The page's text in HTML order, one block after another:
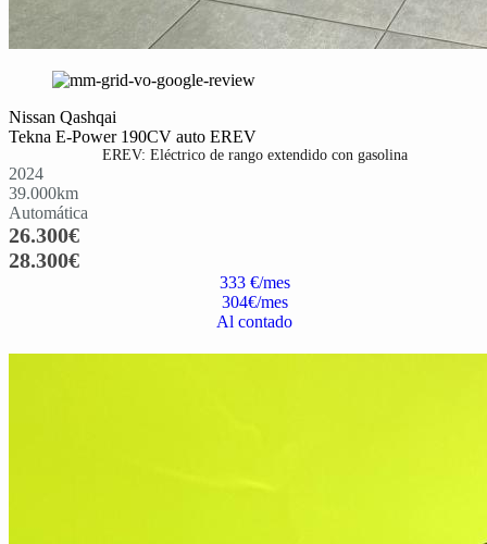
Nissan Qashqai
Tekna E-Power 190CV auto EREV
EREV: Eléctrico de rango extendido con gasolina
2024
39.000km
Automática
26.300€
28.300€
333 €/mes
304€/mes
Al contado